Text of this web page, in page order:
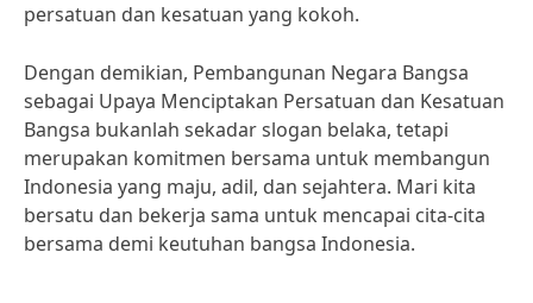
persatuan dan kesatuan yang kokoh.
Dengan demikian, Pembangunan Negara Bangsa
sebagai Upaya Menciptakan Persatuan dan Kesatuan
Bangsa bukanlah sekadar slogan belaka, tetapi
merupakan komitmen bersama untuk membangun
Indonesia yang maju, adil, dan sejahtera. Mari kita
bersatu dan bekerja sama untuk mencapai cita-cita
bersama demi keutuhan bangsa Indonesia.